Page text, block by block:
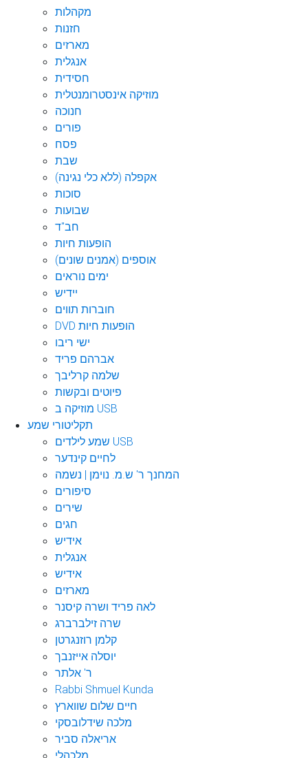
מקהלות
חזנות
מארזים
אנגלית
חסידית
מוזיקה אינסטרומנטלית
חנוכה
פורים
פסח
שבת
אקפלה (ללא כלי נגינה)
סוכות
שבועות
חב"ד
הופעות חיות
אוספים (אמנים שונים)
ימים נוראים
יידיש
חוברות תווים
DVD הופעות חיות
ישי ריבו
אברהם פריד
שלמה קרליבך
פיוטים ובקשות
מוזיקה ב USB
תקליטורי שמע
שמע לילדים USB
לחיים קינדער
המחנך ר' ש.מ. נוימן | נשמה
סיפורים
שירים
חגים
אידיש
אנגלית
אידיש
מארזים
לאה פריד ושרה קיסנר
שרה זילברברג
קלמן רוזנגרטן
יוסלה אייזנבך
ר' אלתר
Rabbi Shmuel Kunda
חיים שלום שווארץ
מלכה שידלובסקי
אריאלה סביר
מלכהלי